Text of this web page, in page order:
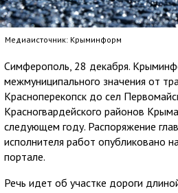
Медиаисточник: Крыминформ
Симферополь, 28 декабря.
межмуниципального значения от
Красноперекопск до сел
Красногвардейского районов
следующем году. Распоряжение
исполнителя работ опубликовано
портале.
Речь идет об участке дороги